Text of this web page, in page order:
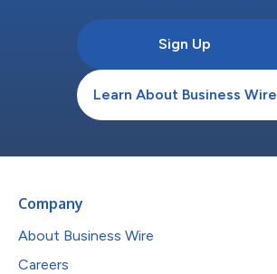
Sign Up
Learn About Business Wire
Company
About Business Wire
Careers